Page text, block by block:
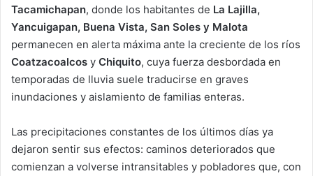
Tacamichapan, donde los habitantes de La Lajilla,
Yancuigapan, Buena Vista, San Soles y Malota
permanecen en alerta máxima ante la creciente de los ríos
Coatzacoalcos y Chiquito, cuya fuerza desbordada en
temporadas de lluvia suele traducirse en graves
inundaciones y aislamiento de familias enteras.
Las precipitaciones constantes de los últimos días ya
dejaron sentir sus efectos: caminos deteriorados que
comienzan a volverse intransitables y pobladores que, con